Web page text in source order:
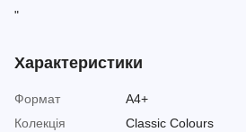
"
Характеристики
Формат
A4+
Колекція
Classic Colours